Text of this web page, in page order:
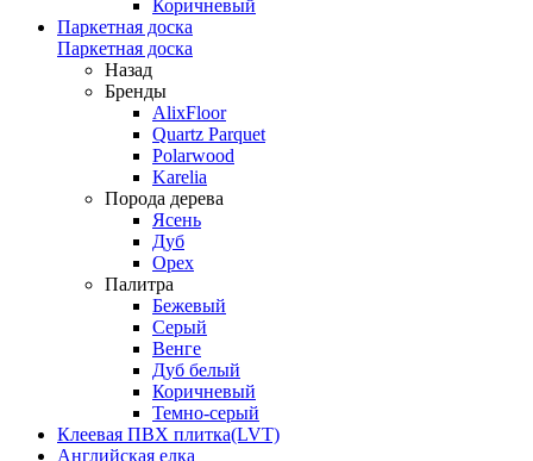
Коричневый
Паркетная доска
Паркетная доска
Назад
Бренды
AlixFloor
Quartz Parquet
Polarwood
Karelia
Порода дерева
Ясень
Дуб
Орех
Палитра
Бежевый
Серый
Венге
Дуб белый
Коричневый
Темно-серый
Клеевая ПВХ плитка(LVT)
Английская елка